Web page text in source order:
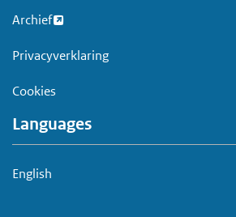
Archief
Privacyverklaring
Cookies
Languages
English